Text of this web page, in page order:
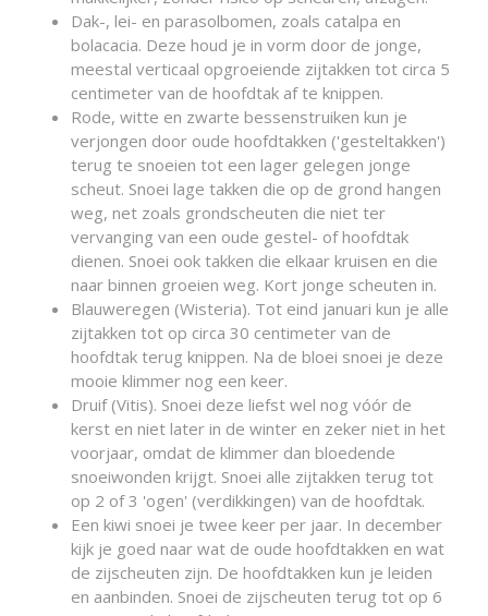
Dak-, lei- en parasolbomen, zoals catalpa en
bolacacia. Deze houd je in vorm door de jonge,
meestal verticaal opgroeiende zijtakken tot circa 5
centimeter van de hoofdtak af te knippen.
Rode, witte en zwarte bessenstruiken kun je
verjongen door oude hoofdtakken ('gesteltakken')
terug te snoeien tot een lager gelegen jonge
scheut. Snoei lage takken die op de grond hangen
weg, net zoals grondscheuten die niet ter
vervanging van een oude gestel- of hoofdtak
dienen. Snoei ook takken die elkaar kruisen en die
naar binnen groeien weg. Kort jonge scheuten in.
Blauweregen (Wisteria). Tot eind januari kun je alle
zijtakken tot op circa 30 centimeter van de
hoofdtak terug knippen. Na de bloei snoei je deze
mooie klimmer nog een keer.
Druif (Vitis). Snoei deze liefst wel nog vóór de
kerst en niet later in de winter en zeker niet in het
voorjaar, omdat de klimmer dan bloedende
snoeiwonden krijgt. Snoei alle zijtakken terug tot
op 2 of 3 'ogen' (verdikkingen) van de hoofdtak.
Een kiwi snoei je twee keer per jaar. In december
kijk je goed naar wat de oude hoofdtakken en wat
de zijscheuten zijn. De hoofdtakken kun je leiden
en aanbinden. Snoei de zijscheuten terug tot op 6